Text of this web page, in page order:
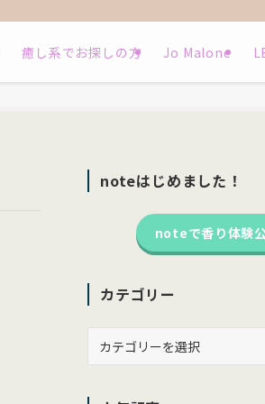
癒し系でお探しの方 Jo Malone
noteはじめました！
noteで香り体験
カテゴリー
リ